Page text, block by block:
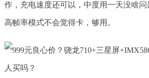
作，充电速度还可以，中度用一天没啥
高帧率模式不会觉得卡，够用。